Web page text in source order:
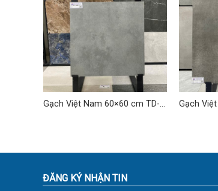
Gạch Việt Nam 60×60 cm TD-
Gạch
ĐĂNG KÝ NHẬN TIN